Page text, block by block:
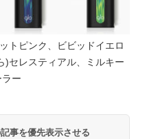
トピンク、ビビッドイエロ
)セレスティアル、ミルキー
ー
事を優先表示させる